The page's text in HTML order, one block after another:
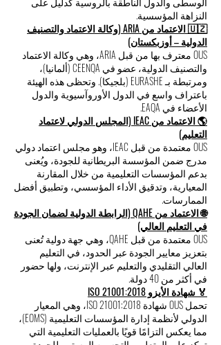
النزاهة المؤسسية.
🇺🇿 الاعتماد من ARIA (وكالة الاعتماد والتصنيف
الدولية – أوزبكستان)
OUS معترف بها من قبل ARIA، وهي وكالة الاعتماد
والتصنيف الدولية، عضو في CEENQA (ألمانيا)،
ومرتبطة بـ EURASHE (بلجيكا). وتحظى هذه الهيئة
باعتراف واسع في الدول الأوروآسيوية والدول
الأعضاء في EAQA.
🌎 الاعتماد من IEAC (المجلس الدولي لاعتماد
التعليم)
OUS معتمدة من قبل IEAC، وهو مجلس اعتماد دولي
مدرج ضمن المؤسسة البريطانية للجودة، ويُعنى
بدعم المؤسسات التعليمية من خلال المقارنة
المعيارية، وتدقيق الأداء المؤسسي، وتطبيق أفضل
الممارسات.
🌐 الاعتماد من QAHE (الرابطة الدولية لضمان الجودة
في التعليم العالي)
OUS معتمدة من قبل QAHE، وهي جهة دولية تُعنى
بتعزيز معايير الجودة عبر الحدود، في التعليم
العالي التقليدي والتعليم عبر الإنترنت، ولها حضور
في أكثر من 40 دولة.
🏅 شهادة الأيزو ISO 21001:2018
تحمل OUS شهادة ISO 21001:2018، وهي المعيار
الدولي لأنظمة إدارة المؤسسات التعليمية (EOMS)،
مما يعكس التزامًا قويًا بالعمليات التعليمية التي